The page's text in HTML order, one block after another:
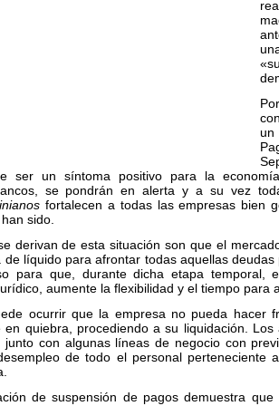
ser un síntoma positivo para la
se pondrán en alerta y a su vez
fortalecen a todas las empresas bien
sido.
derivan de esta situación son que el
de líquido para afrontar todas aquellas
para que, durante dicha etapa temporal,
aumente la flexibilidad y el tiempo para
ocurrir que la empresa no pueda hacer
en quiebra, procediendo a su liquidación.
junto con algunas líneas de negocio con
de todo el personal perteneciente
de suspensión de pagos demuestra